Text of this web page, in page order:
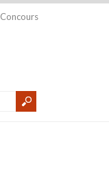
Concours